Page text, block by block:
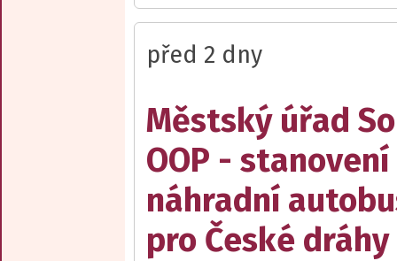
před 2 dny
Městský úřad
OOP -
náhradní
pro České dráhy